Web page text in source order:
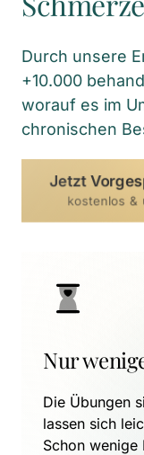
Durch unsere
+10.000
worauf es im
chronischen
Jetzt
kostenlos &
Nur
Die Übungen
lassen sich
Schon wenige